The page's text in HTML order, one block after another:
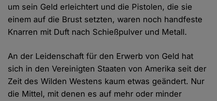
um sein Geld erleichtert und die Pistolen, die sie
einem auf die Brust setzten, waren noch handfeste
Knarren mit Duft nach Schießpulver und Metall.
An der Leidenschaft für den Erwerb von Geld hat
sich in den Vereinigten Staaten von Amerika seit der
Zeit des Wilden Westens kaum etwas geändert. Nur
die Mittel, mit denen es auf mehr oder minder